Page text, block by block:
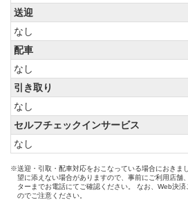
送迎
なし
配車
なし
引き取り
なし
セルフチェックインサービス
なし
※送迎・引取・配車対応をおこなっている場合におきま
望に添えない場合がありますので、事前にご利用店舗
ターまでお電話にてご確認ください。 なお、Web決
のでご注意ください。